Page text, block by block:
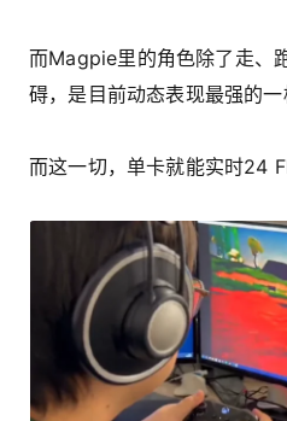
而Magpie里的角色除了走、
碍，是目前动态表现最强的一
而这一切，单卡就能实时24